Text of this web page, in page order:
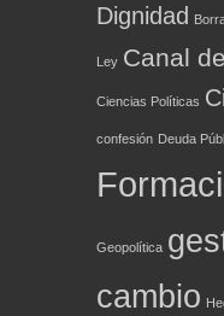
Dignidad
Ley Canal
Ciencias Políticas
confesión Deuda
Geopolítica
cambio